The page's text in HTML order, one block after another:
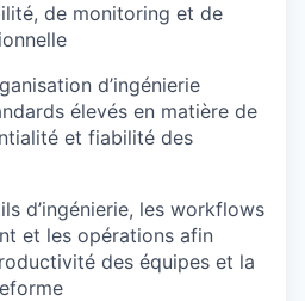
de monitoring et de
d’ingénierie
élevés en matière de
et fiabilité des
d’ingénierie, les workflows
et les opérations afin
des équipes et la